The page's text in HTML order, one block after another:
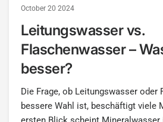
October 20 2024
Leitungswasser vs.
Flaschenwasser –
besser?
Die Frage, ob Leitungswasser oder
bessere Wahl ist, beschäftigt viele